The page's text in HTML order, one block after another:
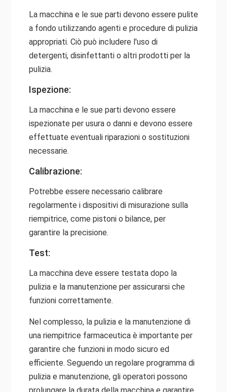
La macchina e le sue parti devono essere pulite
a fondo utilizzando agenti e procedure di pulizia
appropriati. Ciò può includere l'uso di
detergenti, disinfettanti o altri prodotti per la
pulizia.
Ispezione:
La macchina e le sue parti devono essere
ispezionate per usura o danni e devono essere
effettuate eventuali riparazioni o sostituzioni
necessarie.
Calibrazione:
Potrebbe essere necessario calibrare
regolarmente i dispositivi di misurazione sulla
riempitrice, come pistoni o bilance, per
garantire la precisione.
Test:
La macchina deve essere testata dopo la
pulizia e la manutenzione per assicurarsi che
funzioni correttamente.
Nel complesso, la pulizia e la manutenzione di
una riempitrice farmaceutica è importante per
garantire che funzioni in modo sicuro ed
efficiente. Seguendo un regolare programma di
pulizia e manutenzione, gli operatori possono
prolungare la durata della macchina e garantire